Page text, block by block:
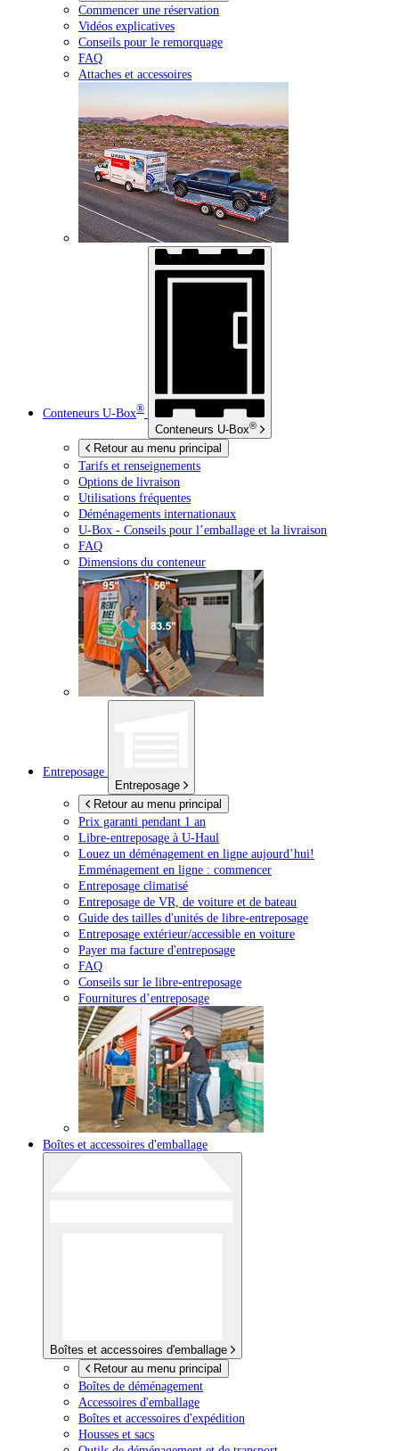
Commencer une réservation
Vidéos explicatives
Conseils pour le remorquage
FAQ
Attaches et accessoires
Conteneurs U-Box®
Conteneurs U-Box®
Retour au menu principal
Tarifs et renseignements
Options de livraison
Utilisations fréquentes
Déménagements internationaux
U-Box - Conseils pour l’emballage et la livraison
FAQ
Dimensions du conteneur
Entreposage
Entreposage
Retour au menu principal
Prix garanti pendant 1 an
Libre-entreposage à U-Haul
Louez un déménagement en ligne aujourd’hui!
Emménagement en ligne : commencer
Entreposage climatisé
Entreposage de VR, de voiture et de bateau
Guide des tailles d'unités de libre-entreposage
Entreposage extérieur/accessible en voiture
Payer ma facture d'entreposage
FAQ
Conseils sur le libre-entreposage
Fournitures d’entreposage
Boîtes et accessoires d'emballage
Boîtes et accessoires d'emballage
Retour au menu principal
Boîtes de déménagement
Accessoires d'emballage
Boîtes et accessoires d'expédition
Housses et sacs